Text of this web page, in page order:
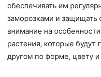
обеспечивать им
заморозками и защищать
внимание на
растения, которые будут
другом по форме, цвету и